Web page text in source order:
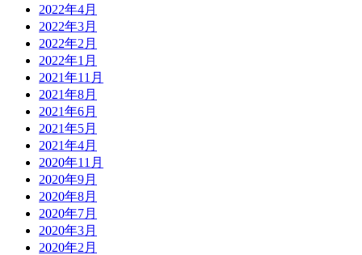
2022年4月
2022年3月
2022年2月
2022年1月
2021年11月
2021年8月
2021年6月
2021年5月
2021年4月
2020年11月
2020年9月
2020年8月
2020年7月
2020年3月
2020年2月